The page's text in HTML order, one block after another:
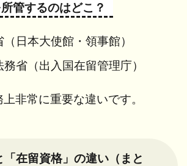
管するのはどこ？
（日本大使館・領事館）
務省（出入国在留管理庁）
非常に重要な違いです。
「在留資格」の違い（まと